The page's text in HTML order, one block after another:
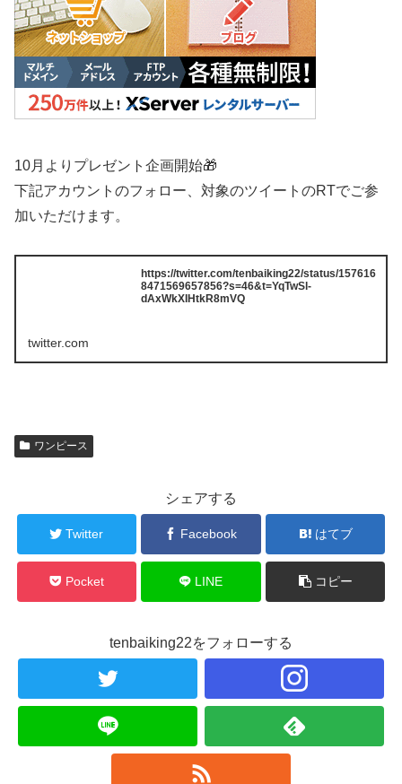
10月よりプレゼント企画開始🎁
下記アカウントのフォロー、対象のツイートのRTでご参
加いただけます。
https://twitter.com/tenbaiking22/status/157616
8471569657856?s=46&t=YqTwSl-
dAxWkXIHtkR8mVQ
twitter.com
ワンピース
シェアする
Twitter Facebook はてブ
Pocket LINE コピー
tenbaiking22をフォローする